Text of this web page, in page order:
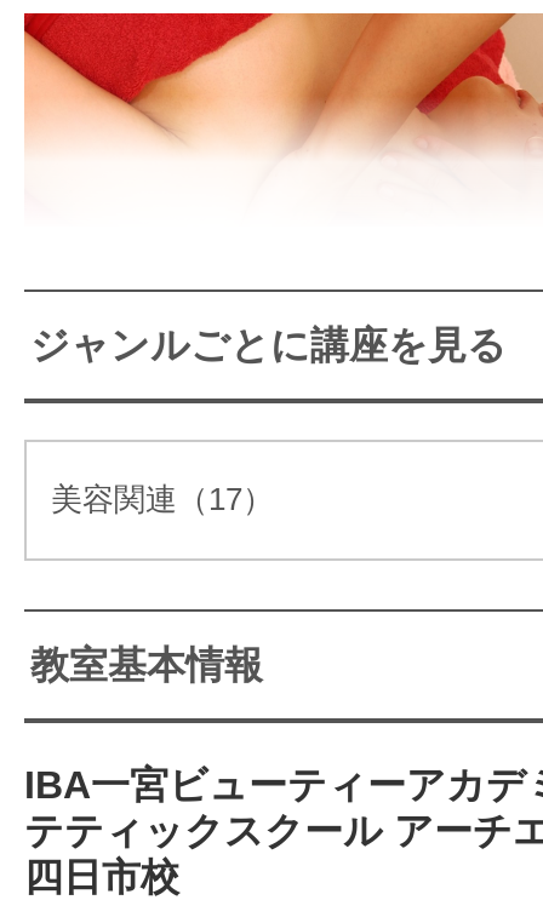
アーチエンジェルスクールは そ
ーにとことんこだわります。
“もう1度受けたい施術と人”を目指
学ぶ事も可能！サポート充
方も経験者の方もOK♪♪
だわります。 "もう1度受けたい施術と人
サロンメニューか
ジャンルごとに講座を見る
美容関連（17）
教室基本情報
IBA一宮ビューティーアカデ
テティックスクール アーチ
四日市校